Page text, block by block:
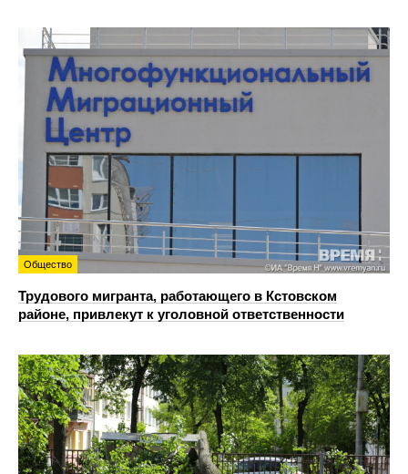
Общество
Трудового мигранта, работающего в Кстовском
районе, привлекут к уголовной ответственности